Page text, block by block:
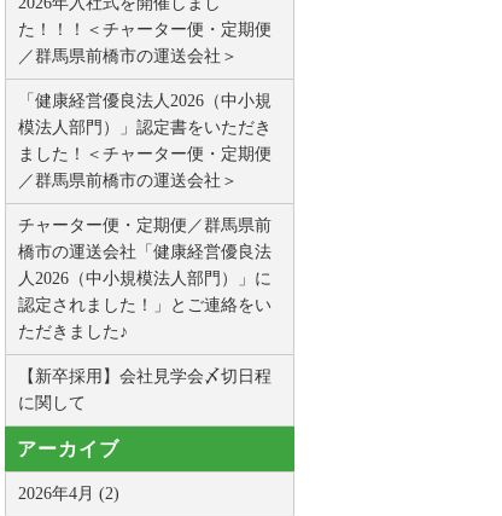
た！！！＜チャーター便・定期便
／群馬県前橋市の運送会社＞
「健康経営優良法人2026（中小規
模法人部門）」認定書をいただき
ました！＜チャーター便・定期便
／群馬県前橋市の運送会社＞
チャーター便・定期便／群馬県前
橋市の運送会社「健康経営優良法
人2026（中小規模法人部門）」に
認定されました！」とご連絡をい
ただきました♪
【新卒採用】会社見学会〆切日程
に関して
アーカイブ
2026年4月 (2)